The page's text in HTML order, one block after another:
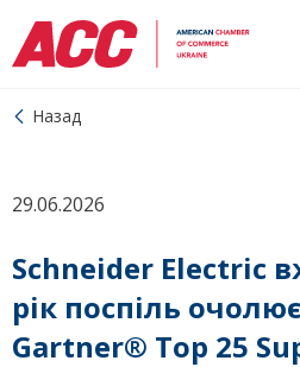
Назад
29.06.2026
Schneider Electric
рік поспіль
Gartner® Top 25